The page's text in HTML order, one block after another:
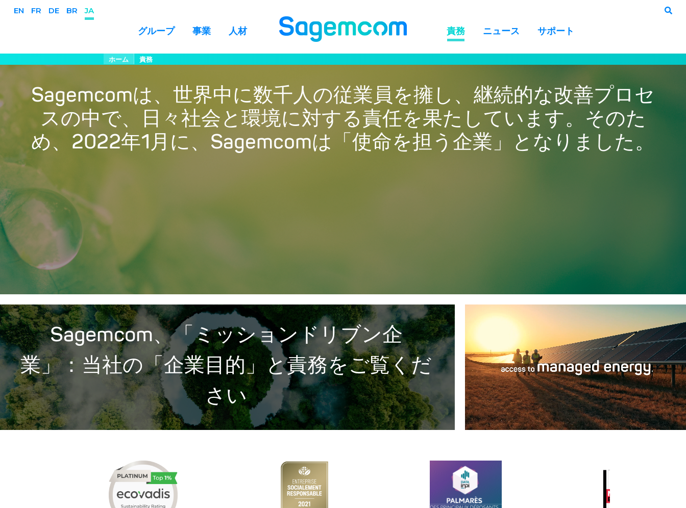
イ
コ
ン
移
EN FR DE BR JA
グループ 事業 人材 責務 ニュース サポート
ホーム 責務
Sagemcomは、世界中に数千人の従業員を擁し、継続的な改善プロセ
スの中で、日々社会と環境に対する責任を果たしています。そのた
め、2022年1月に、Sagemcomは「使命を担う企業」となりました。
Sagemcom、「ミッションドリブン企
業」：当社の「企業目的」と責務をご覧くだ
さい